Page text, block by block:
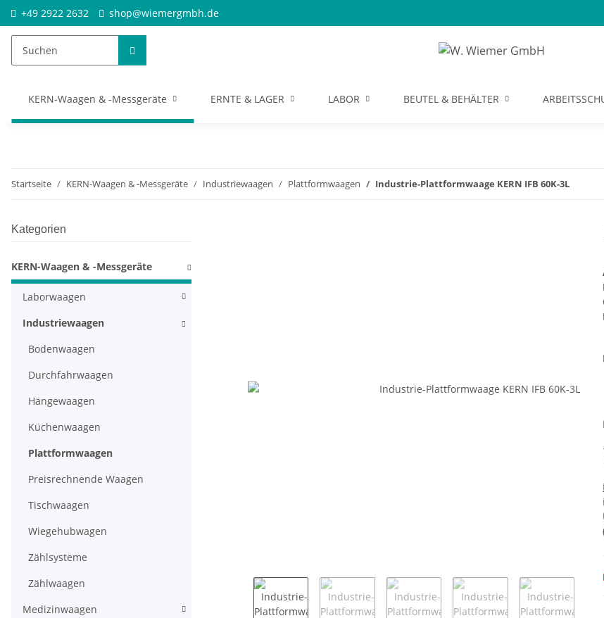
+49 2922 2632 shop@wiemergmbh.de
KERN-Waagen & -Messgeräte ERNTE & LAGER LABOR BEUTEL & BEHÄLTER
Startseite KERN-Waagen & -Messgeräte Industriewaagen Plattformwaagen Industrie-Plattformwaage KERN IFB 60K-3L
Kategorien
KERN-Waagen & -Messgeräte
Laborwaagen
Industriewaagen
Bodenwaagen
Durchfahrwaagen
Hängewaagen
Küchenwaagen
Plattformwaagen
Preisrechnende Waagen
Tischwaagen
Wiegehubwagen
Zählsysteme
Zählwaagen
Medizinwaagen